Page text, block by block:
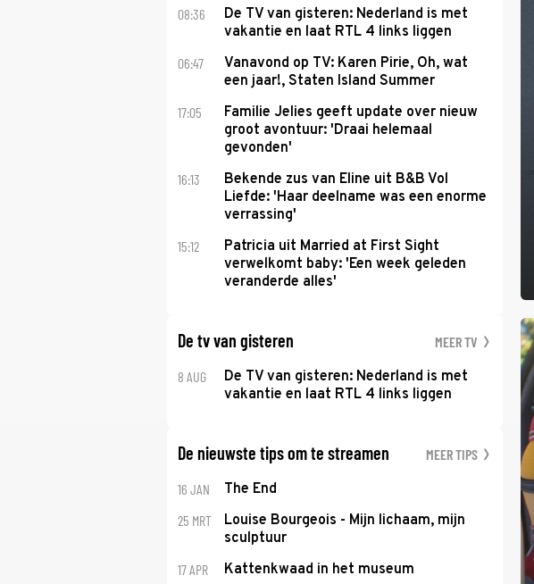
08:36
De TV van gisteren: Nederland is met
vakantie en laat RTL 4 links liggen
06:47
Vanavond op TV: Karen Pirie, Oh, wat
een jaar!, Staten Island Summer
17:05
Familie Jelies geeft update over nieuw
groot avontuur: 'Draai helemaal
gevonden'
16:13
Bekende zus van Eline uit B&B Vol
Liefde: 'Haar deelname was een enorme
verrassing'
15:12
Patricia uit Married at First Sight
verwelkomt baby: 'Een week geleden
veranderde alles'
De tv van gisteren MEER TV
8 AUG
De TV van gisteren: Nederland is met
vakantie en laat RTL 4 links liggen
De nieuwste tips om te streamen MEER TIPS
16 JAN The End
25 MRT
Louise Bourgeois - Mijn lichaam, mijn
sculptuur
17 APR Kattenkwaad in het museum